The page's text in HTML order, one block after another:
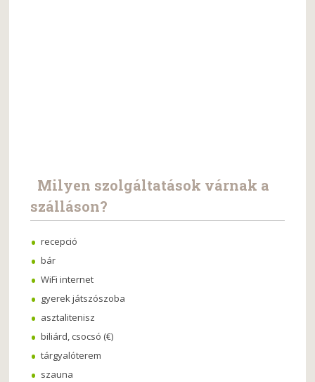
Milyen szolgáltatások várnak a
szálláson?
recepció
bár
WiFi internet
gyerek játszószoba
asztalitenisz
biliárd, csocsó (€)
tárgyalóterem
szauna